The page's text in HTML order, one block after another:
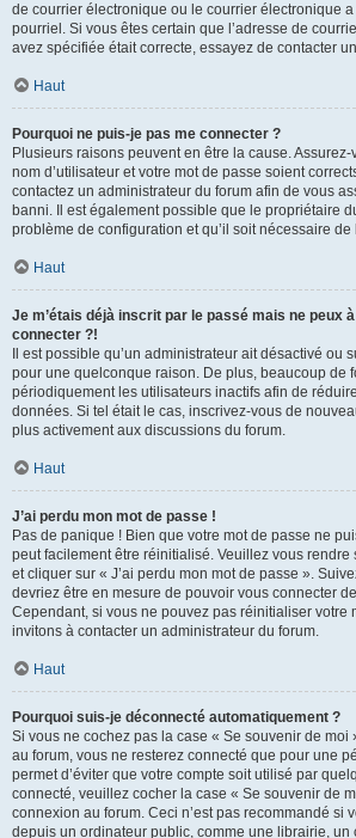
de courrier électronique ou le courrier électronique
pourriel. Si vous êtes certain que l’adresse de
avez spécifiée était correcte, essayez de contacter
Haut
Pourquoi ne puis-je pas me connecter ?
Plusieurs raisons peuvent en être la cause.
nom d’utilisateur et votre mot de passe soient
contactez un administrateur du forum afin de vous
banni. Il est également possible que le propriétaire
problème de configuration et qu’il soit nécessaire de
Haut
Je m’étais déjà inscrit par le passé mais ne peux
connecter ?!
Il est possible qu’un administrateur ait désactivé ou
pour une quelconque raison. De plus, beaucoup de
périodiquement les utilisateurs inactifs afin de
données. Si tel était le cas, inscrivez-vous de
plus activement aux discussions du forum.
Haut
J’ai perdu mon mot de passe !
Pas de panique ! Bien que votre mot de passe ne
peut facilement être réinitialisé. Veuillez vous
et cliquer sur « J’ai perdu mon mot de passe ».
devriez être en mesure de pouvoir vous connecter
Cependant, si vous ne pouvez pas réinitialiser votre
invitons à contacter un administrateur du forum.
Haut
Pourquoi suis-je déconnecté automatiquement ?
Si vous ne cochez pas la case « Se souvenir de moi
au forum, vous ne resterez connecté que pour une
permet d’éviter que votre compte soit utilisé par
connecté, veuillez cocher la case « Se souvenir de
connexion au forum. Ceci n’est pas recommandé si
depuis un ordinateur public, comme une librairie, un